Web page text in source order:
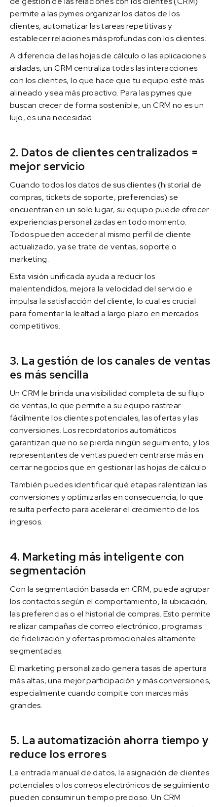
permite a las pymes organizar los datos de los
clientes, automatizar las tareas repetitivas y
establecer relaciones más profundas con los clientes.
A diferencia de las hojas de cálculo o las aplicaciones
aisladas, un CRM centraliza todas las interacciones
con los clientes, lo que hace que tu equipo esté más
alineado y sea más proactivo. Para las pymes que
buscan crecer de forma sostenible, un CRM no es un
lujo, es una necesidad.
2. Datos de clientes centralizados =
mejor servicio
Cuando todos los datos de sus clientes (historial de
compras, tickets de soporte, preferencias) se
encuentran en un solo lugar, su equipo puede ofrecer
experiencias personalizadas en todo momento.
Todos pueden acceder al mismo perfil de cliente
actualizado, ya se trate de ventas, soporte o
marketing.
Esta visión unificada ayuda a reducir los
malentendidos, mejora la velocidad del servicio e
impulsa la satisfacción del cliente, lo cual es crucial
para fomentar la lealtad a largo plazo en mercados
competitivos.
3. La gestión de los canales de ventas
es más sencilla
Un CRM le brinda una visibilidad completa de su flujo
de ventas, lo que permite a su equipo rastrear
fácilmente los clientes potenciales, las ofertas y las
conversiones. Los recordatorios automáticos
garantizan que no se pierda ningún seguimiento, y los
representantes de ventas pueden centrarse más en
cerrar negocios que en gestionar las hojas de cálculo.
También puedes identificar qué etapas ralentizan las
conversiones y optimizarlas en consecuencia, lo que
resulta perfecto para acelerar el crecimiento de los
ingresos.
4. Marketing más inteligente con
segmentación
Con la segmentación basada en CRM, puede agrupar
los contactos según el comportamiento, la ubicación,
las preferencias o el historial de compras. Esto permite
realizar campañas de correo electrónico, programas
de fidelización y ofertas promocionales altamente
segmentadas.
El marketing personalizado genera tasas de apertura
más altas, una mejor participación y más conversiones,
especialmente cuando compite con marcas más
grandes.
5. La automatización ahorra tiempo y
reduce los errores
La entrada manual de datos, la asignación de clientes
potenciales o los correos electrónicos de seguimiento
pueden consumir un tiempo precioso. Un CRM